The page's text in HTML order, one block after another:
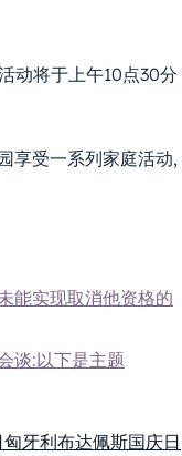
动将于上午10点30分
享受一系列家庭活动,
能实现取消他资格的
谈:以下是主题
匈牙利布达佩斯国庆日